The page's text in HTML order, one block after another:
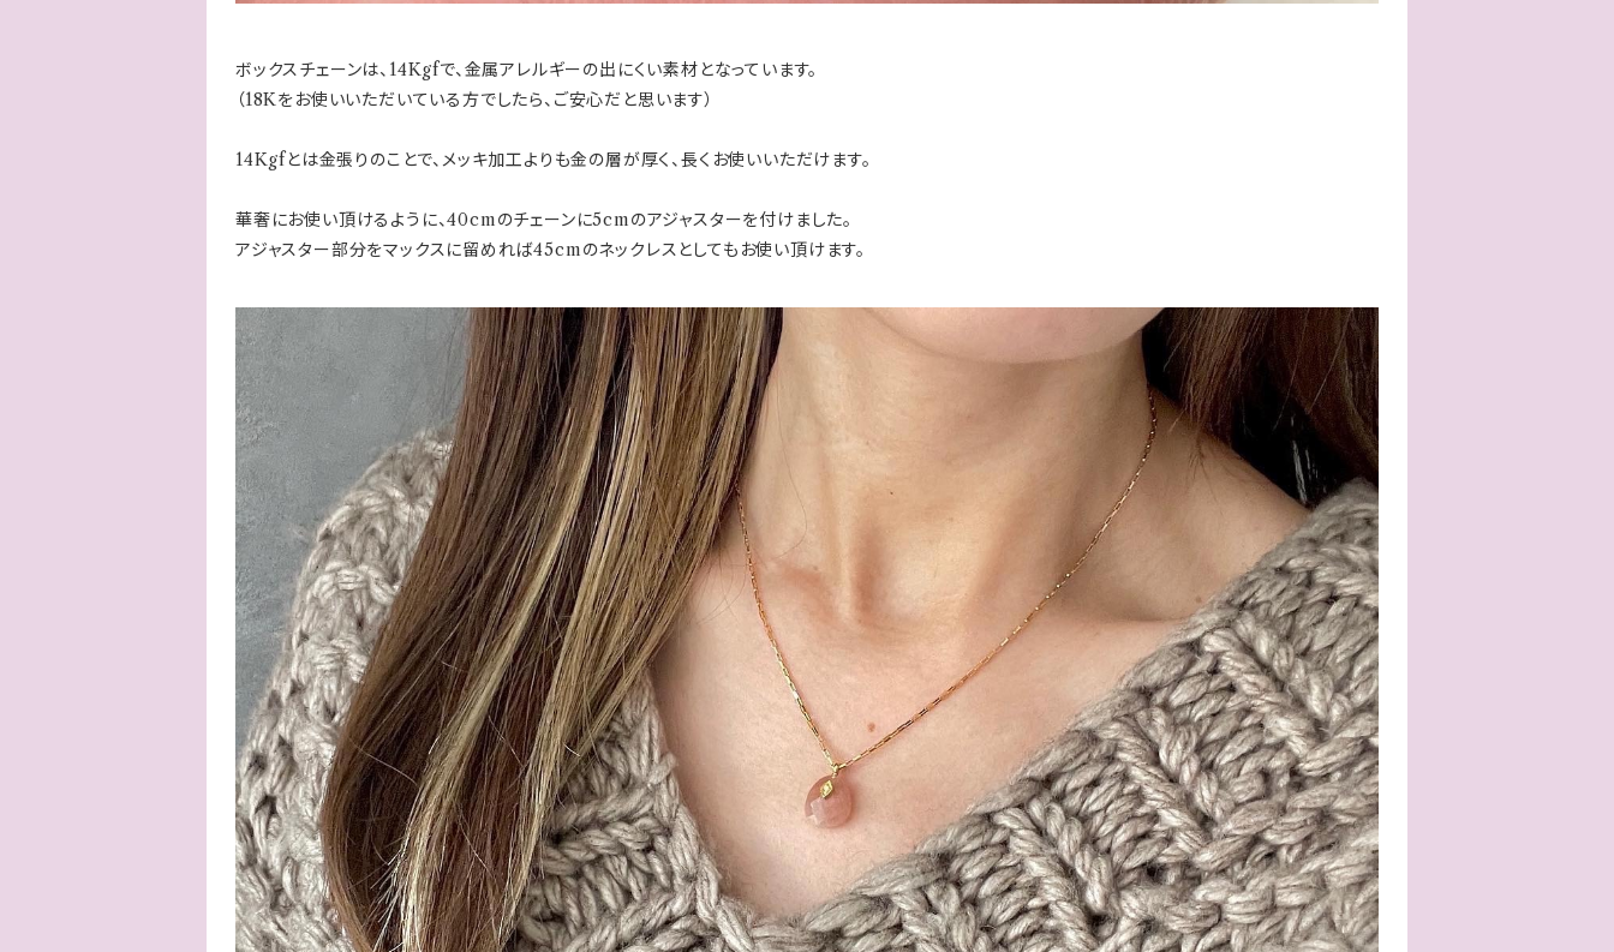
ボックスチェーンは、14Kgfで、金属アレルギーの出にくい素材となっています。
（18Kをお使いいただいている方でしたら、ご安心だと思います）
14Kgfとは金張りのことで、メッキ加工よりも金の層が厚く、長くお使いいただけます。
華奢にお使い頂けるように、40cmのチェーンに5cmのアジャスターを付けました。
アジャスター部分をマックスに留めれば45cmのネックレスとしてもお使い頂けます。